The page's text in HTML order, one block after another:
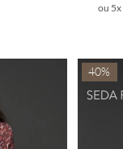
5x
40%